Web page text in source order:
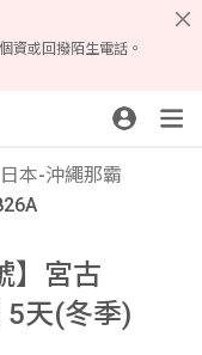
資或回撥陌生電話。
日本-沖繩那霸
】宮古
5天(冬季)